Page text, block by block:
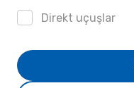
Direkt uçuşlar